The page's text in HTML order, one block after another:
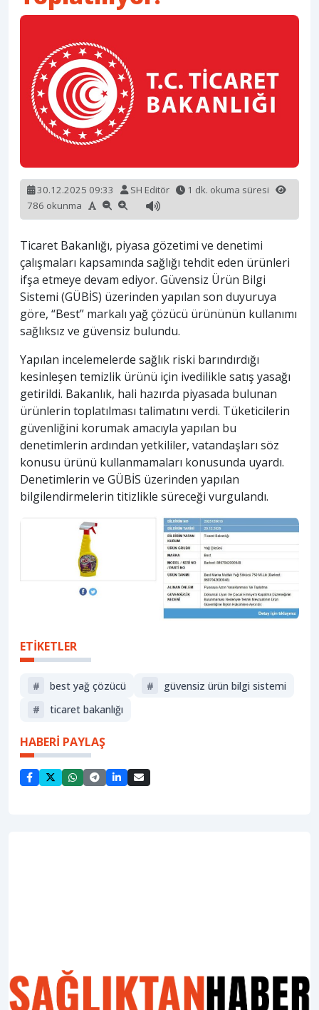
30.12.2025 09:33 SH Editör
1 dk. okuma süresi
786 okunma
Ticaret Bakanlığı, piyasa gözetimi ve denetimi
çalışmaları kapsamında sağlığı tehdit eden ürünleri
ifşa etmeye devam ediyor. Güvensiz Ürün Bilgi
Sistemi (GÜBİS) üzerinden yapılan son duyuruya
göre, “Best” markalı yağ çözücü ürününün kullanımı
sağlıksız ve güvensiz bulundu.
Yapılan incelemelerde sağlık riski barındırdığı
kesinleşen temizlik ürünü için ivedilikle satış yasağı
getirildi. Bakanlık, hali hazırda piyasada bulunan
ürünlerin toplatılması talimatını verdi. Tüketicilerin
güvenliğini korumak amacıyla yapılan bu
denetimlerin ardından yetkililer, vatandaşları söz
konusu ürünü kullanmamaları konusunda uyardı.
Denetimlerin ve GÜBİS üzerinden yapılan
bilgilendirmelerin titizlikle süreceği vurgulandı.
ETİKETLER
# best yağ çözücü #
güvensiz ürün bilgi sistemi
#
ticaret bakanlığı
HABERİ PAYLAŞ